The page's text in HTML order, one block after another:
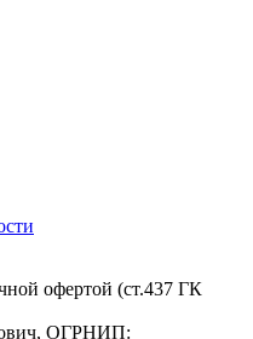
офертой (ст.437 ГК
ОГРНИП: